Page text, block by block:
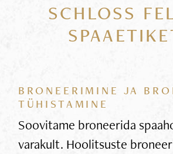
SCHLOSS
BRONEERIMINE JA
TÜHISTAMINE
Soovitame broneerida
varakult. Hoolitsuste